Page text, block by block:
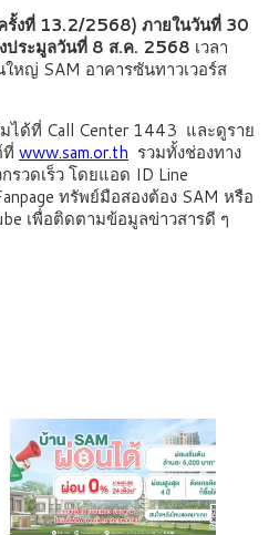
รั้งที่ 13.2/2568) ภายในวันที่ 30
ประมูลวันที่ 8 ส.ค. 2568 เวลา
หญ่ SAM อาคารซันทาวเวอร์ส
ได้ที่ Call Center 1443 และดูราย
www.sam.or.th รวมทั้งช่องทาง
วดเร็ว โดยแอด ID Line
ทรัพย์มือสองต้อง SAM หรือ
เพื่อติดตามข้อมูลข่าวสารดี ๆ